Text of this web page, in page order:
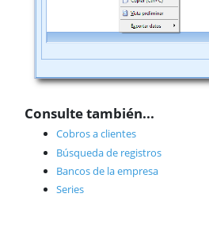
Consulte también...
Cobros a clientes
Búsqueda de registros
Bancos de la empresa
Series